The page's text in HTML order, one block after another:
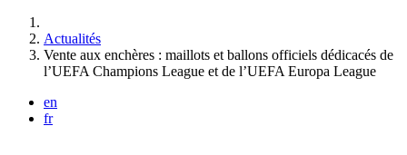
Vous êtes ici :
Actualités
Vente aux enchères : maillots et ballons officiels dédicacés de
l’UEFA Champions League et de l’UEFA Europa League
en
fr